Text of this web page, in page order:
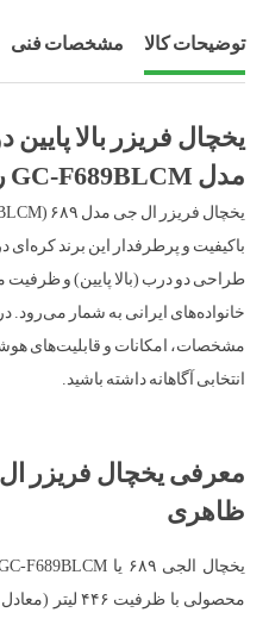
توضیحات کالا مشخصات فنی
مدل GC-F689BLCM رنگ نقره ای
باکیفیت و پرطرفدار این برند کره‌ای
طراحی دو درب (بالا پایین) و ظرفیت
خانواده‌های ایرانی به شمار می‌رود.
انتخابی آگاهانه داشته باشید.
ظاهری